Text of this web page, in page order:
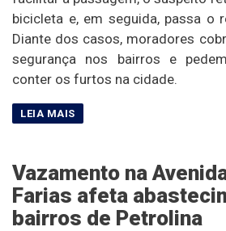
bicicleta e, em seguida, passa o
Diante dos casos, moradores
segurança nos bairros e
conter os furtos na cidade.
Vazamento na
Farias afeta
bairros de Petrolina